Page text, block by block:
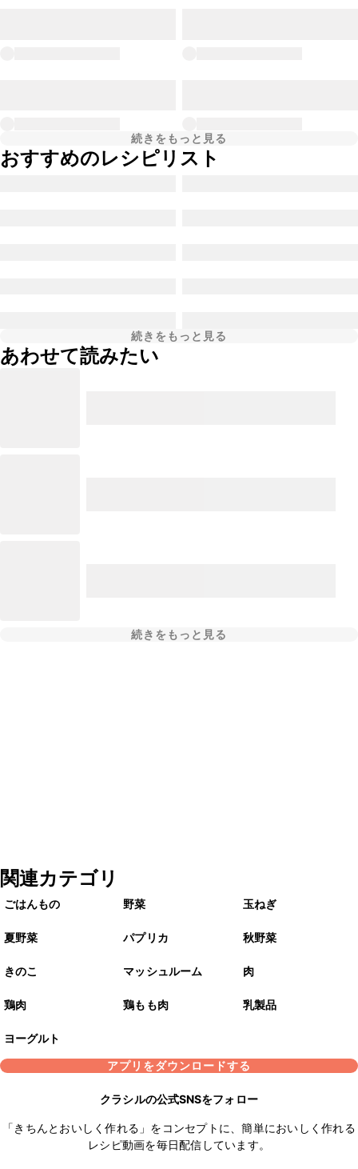
続きをもっと見る
おすすめのレシピリスト
続きをもっと見る
あわせて読みたい
続きをもっと見る
関連カテゴリ
ごはんもの 野菜 玉ねぎ
夏野菜 パプリカ 秋野菜
きのこ マッシュルーム 肉
鶏肉 鶏もも肉 乳製品
ヨーグルト
アプリをダウンロードする
クラシルの公式SNSをフォロー
「きちんとおいしく作れる」をコンセプトに、簡単においしく作れる
レシピ動画を毎日配信しています。